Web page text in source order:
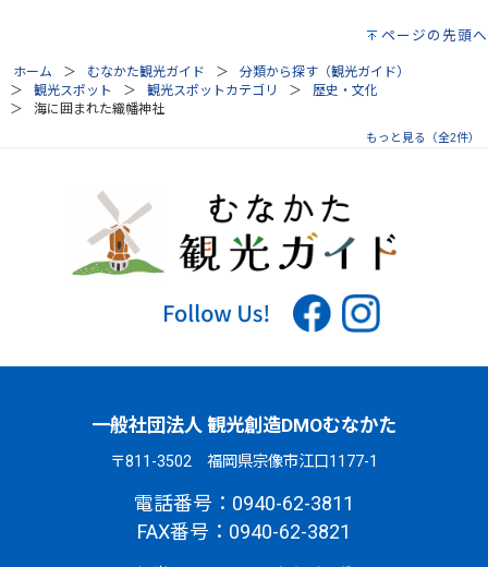
ページの先頭へ
ホーム むなかた観光ガイド
分類から探す（観光ガイド）
観光スポット
観光スポットカテゴリ
歴史・文化
海に囲まれた織幡神社
もっと見る（全2件）
一般社団法人 観光創造DMOむなかた
〒811-3502 福岡県宗像市江口1177-1
電話番号：0940-62-3811
FAX番号：0940-62-3821